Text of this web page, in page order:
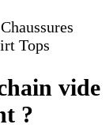
Tops
vide
?